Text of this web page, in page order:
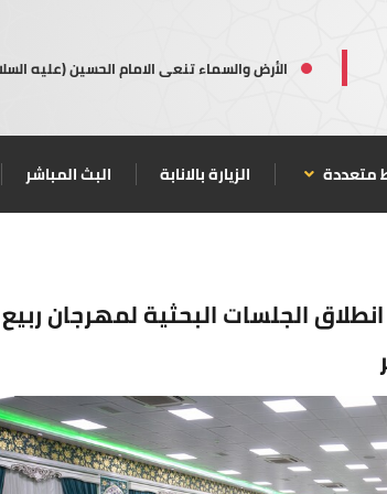
الأرض والسماء تنعى الامام الحسين (عليه
متعددة الزيارة بالانابة البث المباشر
الجلسات البحثية لمهرجان ربيع